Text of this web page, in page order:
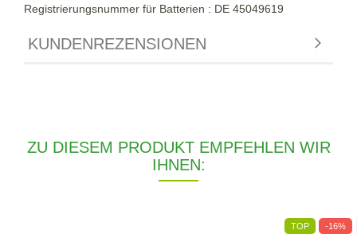
Registrierungsnummer für Batterien : DE 45049619
KUNDENREZENSIONEN
ZU DIESEM PRODUKT EMPFEHLEN WIR
IHNEN:
TOP -16%